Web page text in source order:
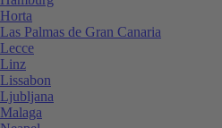
Horta
Las Palmas de Gran Canaria
Lecce
Linz
Lissabon
Ljubljana
Malaga